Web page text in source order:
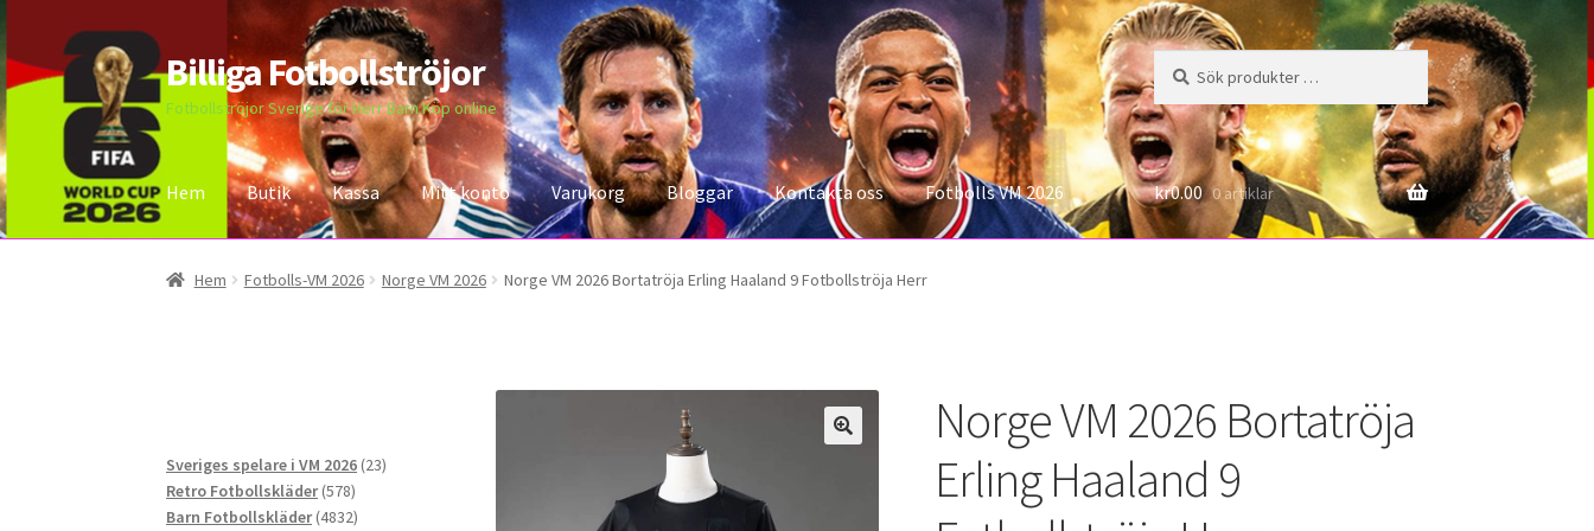
Hoppa
till
navigering
Hoppa
till
innehåll
Billiga Fotbollströjor
Fotbollströjor Sverige för Herr Barn Köp online
Sök
efter:
Sök
Hem Butik Kassa Mitt konto Varukorg Bloggar Kontakta oss Fotbolls VM 2026
Hem Bloggar Butik Kassa Kontakta oss Mitt konto StorleksguidenVarukorg
kr0.00 0 artiklar
Hem Fotbolls-VM 2026 Norge VM 2026 Norge VM 2026 Bortatröja Erling Haaland 9 Fotbollströja Herr
Norge VM 2026 Bortatröja
Erling Haaland 9
Sveriges spelare i VM 2026 2323
Retro Fotbollskläder 578578
produkter
Barn Fotbollskläder 48324832